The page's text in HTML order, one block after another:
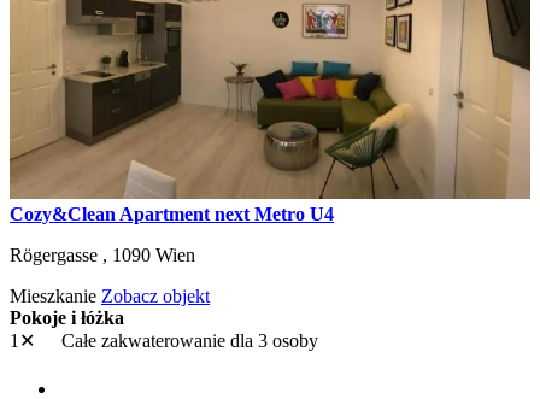
Cozy&Clean Apartment next Metro U4
Rögergasse , 1090 Wien
Mieszkanie Zobacz objekt
Pokoje i łóżka
1✕
Całe zakwaterowanie dla 3 osoby